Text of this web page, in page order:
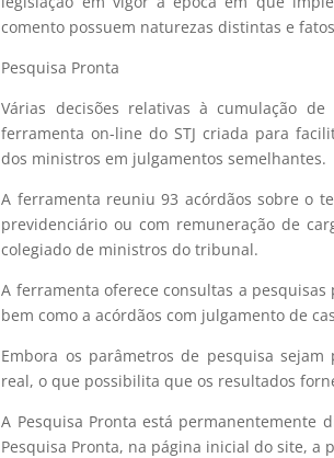
comento possuem naturezas distintas e
Pesquisa Pronta
Várias decisões relativas à cumulação
ferramenta on-line do STJ criada para
dos ministros em julgamentos semelhantes.
A ferramenta reuniu 93 acórdãos sobre o
previdenciário ou com remuneração de
colegiado de ministros do tribunal.
A ferramenta oferece consultas a
bem como a acórdãos com julgamento de
Embora os parâmetros de pesquisa
real, o que possibilita que os resultados
A Pesquisa Pronta está permanentemente
Pesquisa Pronta, na página inicial do site,